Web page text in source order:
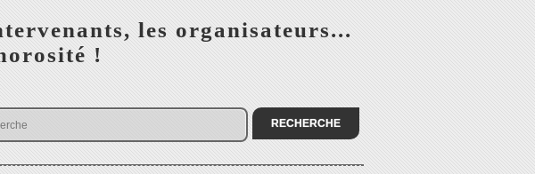
les organisateurs...
!